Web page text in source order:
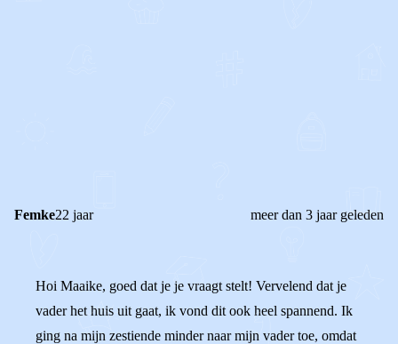
Femke22 jaar meer dan 3 jaar geleden
Hoi Maaike, goed dat je je vraagt stelt! Vervelend dat je
vader het huis uit gaat, ik vond dit ook heel spannend. Ik
ging na mijn zestiende minder naar mijn vader toe, omdat